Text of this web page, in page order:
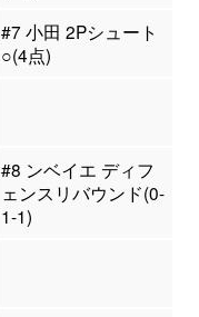
#7 小田 2Pシュート
○(4点)
#8 ンベイエ ディフ
ェンスリバウンド(0-
1-1)